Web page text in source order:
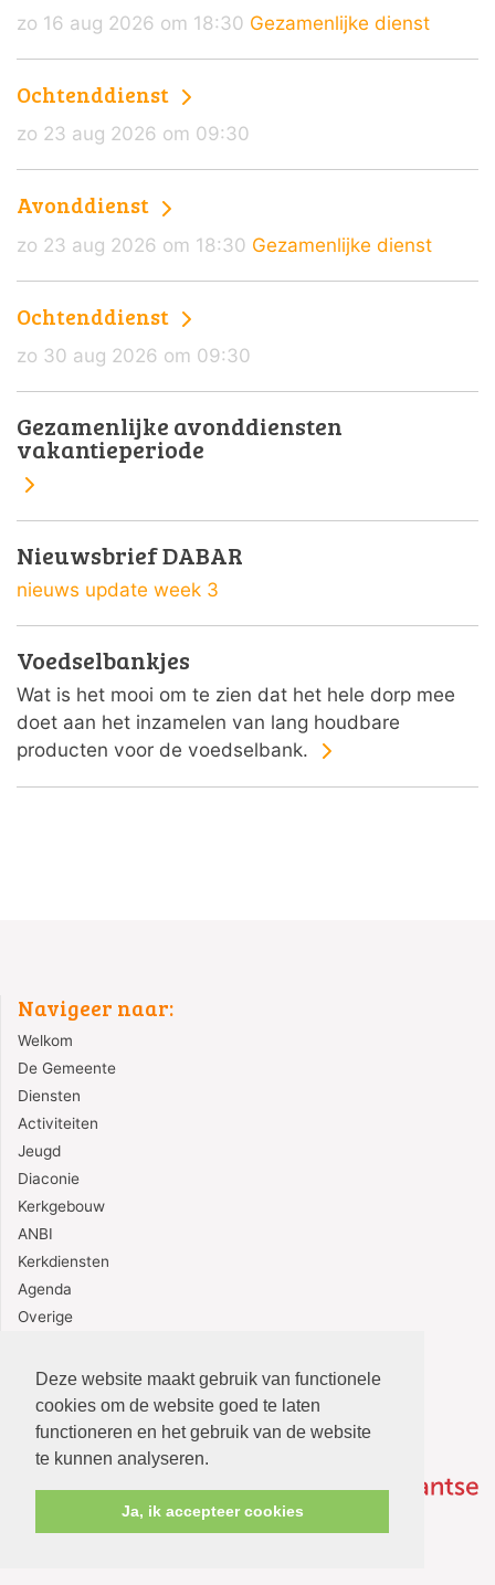
Deze website maakt gebruik van functionele
cookies om de website goed te laten
functioneren en het gebruik van de website
te kunnen analyseren.
Ja, ik accepteer cookies
zo 16 aug 2026 om 18:30 Gezamenlijke dienst
Ochtenddienst
zo 23 aug 2026 om 09:30
Avonddienst
zo 23 aug 2026 om 18:30 Gezamenlijke dienst
Ochtenddienst
zo 30 aug 2026 om 09:30
Gezamenlijke avonddiensten
vakantieperiode
Nieuwsbrief DABAR
nieuws update week 3
Voedselbankjes
Wat is het mooi om te zien dat het hele dorp mee
doet aan het inzamelen van lang houdbare
producten voor de voedselbank.
Navigeer naar:
Welkom
De Gemeente
Diensten
Activiteiten
Jeugd
Diaconie
Kerkgebouw
ANBI
Kerkdiensten
Agenda
Overige